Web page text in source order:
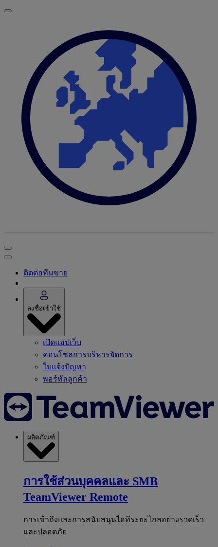
ติดต่อทีมขาย
ลงชื่อเข้าใช้
เปิดแอปเว็บ
คอนโซลการบริหารจัดการ
ใบแจ้งปัญหา
พอร์ทัลลูกค้า
ผลิตภัณฑ์
การใช้ส่วนบุคคลและ SMB
TeamViewer Remote
การเข้าถึงและการสนับสนุนไอทีระยะไกลอย่างรวดเร็ว
และปลอดภัย